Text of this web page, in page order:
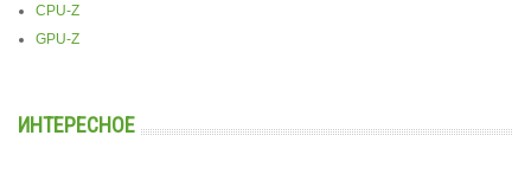
CPU-Z
GPU-Z
ИНТЕРЕСНОЕ